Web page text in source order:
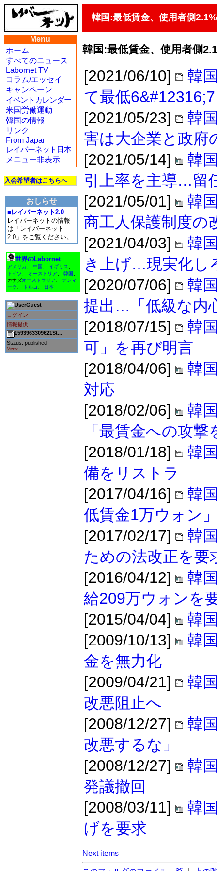
韓国:最低賃金、使用者側
Menu
ホーム
すべてのニュース
Labornet TV
コラム/エッセイ
キャンペーン
イベントカレンダー
米国労働運動
韓国の情報
リンク
From Japan
レイバーネット日本
メニュー非表示
入会希望者はこちらへ
おしらせ
■レイバーネット2.0
レイバーネットの情報
は「レイバーネット
2.0」をご覧ください。
世界のLabornet
アメリカ 中国 イギリス
ドイツ
オーストリア 韓国
カナダオーストラリア
デンマ
ーク
トルコ 日本
Guest
ログイン
情報提供
1593963309621St...
Status: published
View
韓国:最低賃金、使用者側
[2021/06/10]
韓
て最低
[2021/05/23]
韓
害は大企業と政府
[2021/05/14]
韓
引上率を主導…留
[2021/05/01]
韓
商工人保護制度の
[2021/04/03]
韓
き上げ…現実化し
[2020/07/06]
韓
提出…「低級な内
[2018/07/15]
韓
可」を再び明言
[2018/04/06]
韓
対応
[2018/02/06]
韓
「最賃金への攻
[2018/01/18]
韓
備をリストラ
[2017/04/16]
韓
低賃金1万ウォン
[2017/02/17]
韓
ための法改正を要
[2016/04/12]
韓
給209万ウォンを
[2015/04/04]
韓
[2009/10/13]
韓
金を無力化
[2009/04/21]
韓
改悪阻止へ
[2008/12/27]
韓
改悪するな」
[2008/12/27]
韓
発議撤回
[2008/03/11]
韓
げを要求
Next items